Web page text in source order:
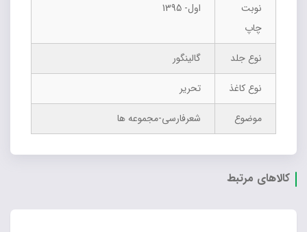
نوبت
چاپ
اول- 1395
نوع جلد
گالینگور
نوع کاغذ
تحریر
موضوع
شعرفارسی-مجموعه ها
کالاهای مرتبط